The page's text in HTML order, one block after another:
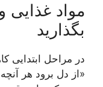
مواد غذایی
بگذارید
در مراحل
«از دل برود هر